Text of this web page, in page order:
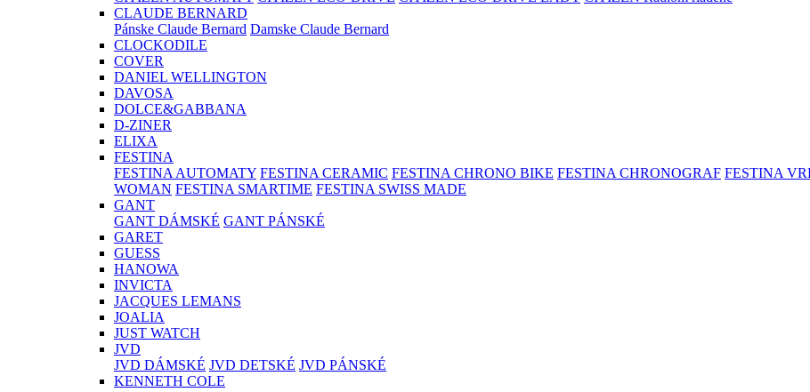
CLAUDE BERNARD
Pánske Claude Bernard Damske Claude Bernard
CLOCKODILE
COVER
DANIEL WELLINGTON
DAVOSA
DOLCE&GABBANA
D-ZINER
ELIXA
FESTINA
FESTINA AUTOMATY FESTINA CERAMIC FESTINA CHRONO BIKE FESTINA CHRONOGRAF FESTINA
WOMAN FESTINA SMARTIME FESTINA SWISS MADE
GANT
GANT DÁMSKÉ GANT PÁNSKÉ
GARET
GUESS
HANOWA
INVICTA
JACQUES LEMANS
JOALIA
JUST WATCH
JVD
JVD DÁMSKÉ JVD DETSKÉ JVD PÁNSKÉ
KENNETH COLE